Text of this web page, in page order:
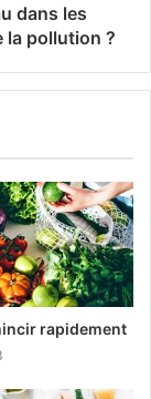
dans les
la pollution ?
rapidement